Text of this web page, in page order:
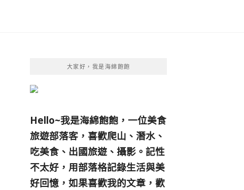
大家好，我是海綿飽飽
Hello~我是海綿飽飽，一位美食
旅遊部落客， 喜歡爬山、潛水、
吃美食、出國旅遊、攝影。 記性
不太好，用部落格記錄生活與美
好回憶， 如果喜歡我的文章，歡